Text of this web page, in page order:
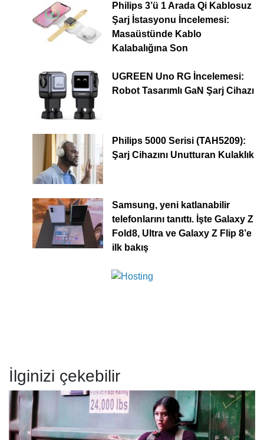
Philips 3’ü 1 Arada Qi Kablosuz
Şarj İstasyonu İncelemesi:
Masaüstünde Kablo
Kalabalığına Son
UGREEN Uno RG İncelemesi:
Robot Tasarımlı GaN Şarj Cihazı
Philips 5000 Serisi (TAH5209):
Şarj Cihazını Unutturan Kulaklık
Samsung, yeni katlanabilir
telefonlarını tanıttı. İşte Galaxy Z
Fold8, Ultra ve Galaxy Z Flip 8’e
ilk bakış
İlginizi çekebilir